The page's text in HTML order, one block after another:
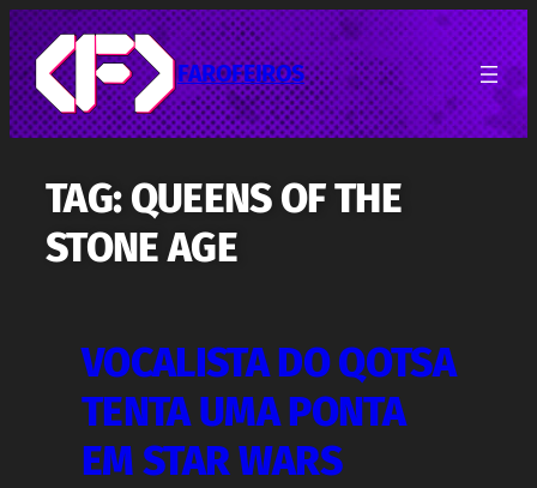
Pular
para
o
conteúdo
FAROFEIROS
TAG: QUEENS OF THE
STONE AGE
VOCALISTA DO QOTSA
TENTA UMA PONTA
EM STAR WARS